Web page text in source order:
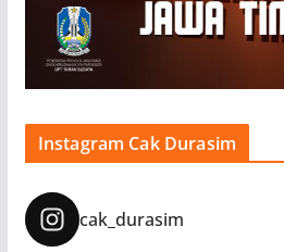
Instagram Cak Durasim
cak_durasim